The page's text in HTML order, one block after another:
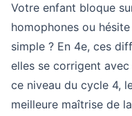
Votre enfant bloque
homophones ou
simple ? En 4e, ces
elles se corrigent
ce niveau du cycle 4,
meilleure maîtrise de